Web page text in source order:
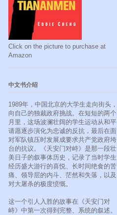
Click on the picture to purchase at
Amazon
中文书介绍
1989年，中国北京的大学生走向街头，
向自己的独裁政府挑战。在短短的两个
月里，这场波澜壮阔的学生运动从和平
请愿逐步演化为忠诚的反抗，最后在面
对军队镇压时发展成要求共产党政府垮
台的抗议。《天安门对峙》是那一段壮
美日子的叙事体历史，记录了当时学生
经历盛大游行的喜悦、长时间绝食的苦
痛、领导层的内斗、茫然和失落，以及
对大屠杀的极度愤慨。
这一个引人入胜的故事在《天安门对
峙》中第一次得到完整、系统的叙述。